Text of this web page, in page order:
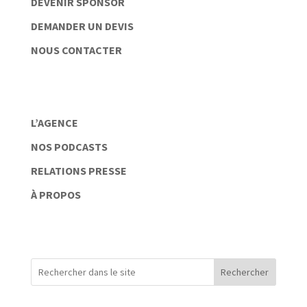
DEMANDER UN DEVIS
NOUS CONTACTER
L’AGENCE
NOS PODCASTS
RELATIONS PRESSE
À PROPOS
Rechercher